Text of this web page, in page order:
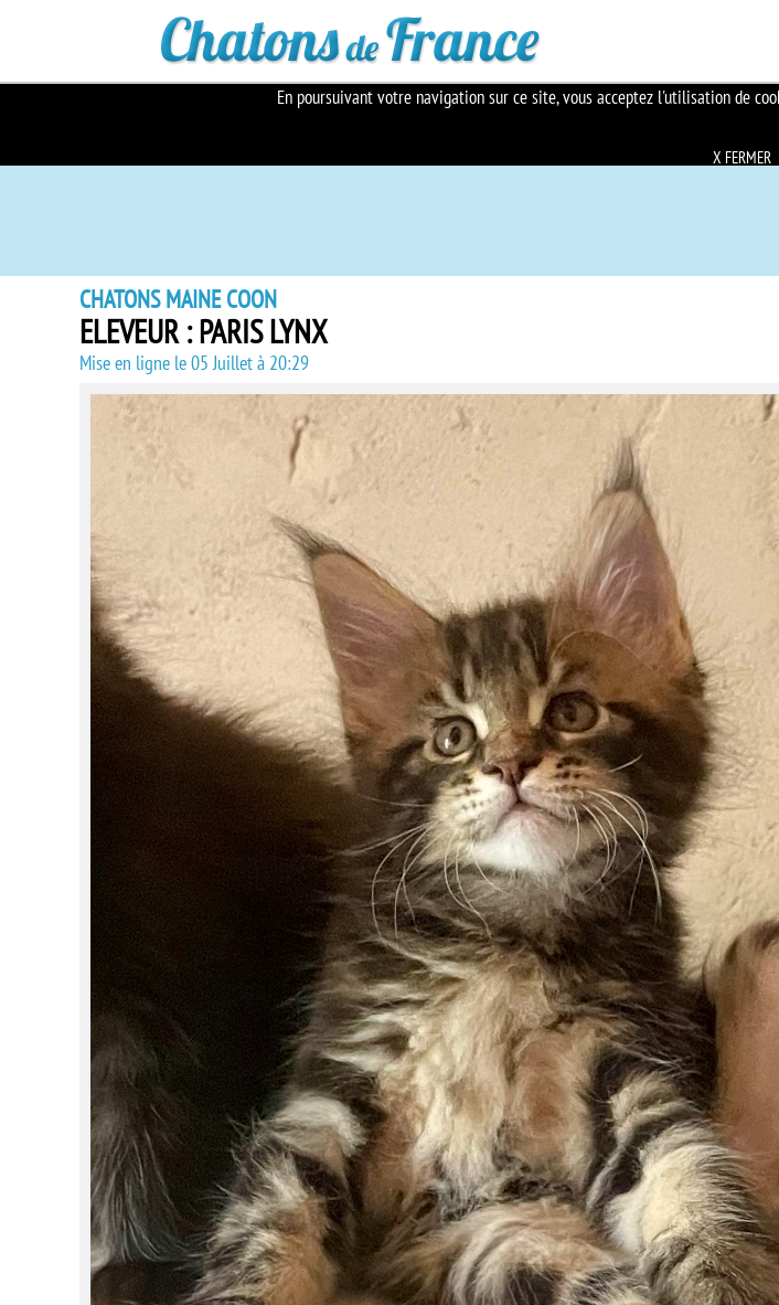
En poursuivant votre navigation sur ce site, vous acceptez l'utilisation de
X FERMER
CHATONS MAINE COON
ELEVEUR : PARIS LYNX
Mise en ligne le 05 Juillet à 20:29